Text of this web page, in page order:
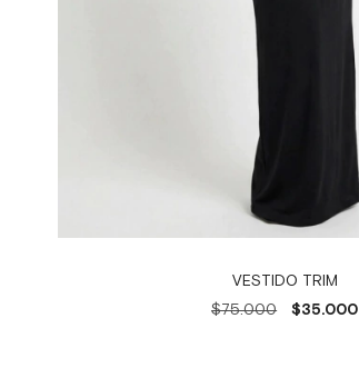
VESTIDO TRIM
$75.000
$35.000